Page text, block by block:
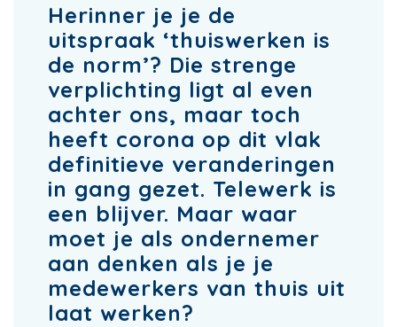
Herinner je je de
uitspraak ‘thuiswerken is
de norm’? Die strenge
verplichting ligt al even
achter ons, maar toch
heeft corona op dit vlak
definitieve veranderingen
in gang gezet. Telewerk is
een blijver. Maar waar
moet je als ondernemer
aan denken als je je
medewerkers van thuis uit
laat werken?